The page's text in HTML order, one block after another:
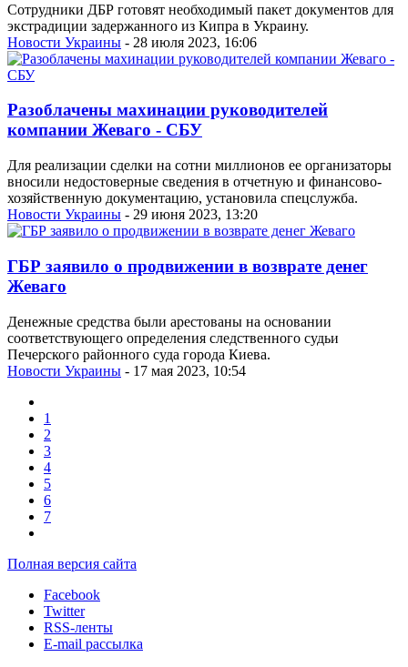
Сотрудники ДБР готовят необходимый пакет документов для
экстрадиции задержанного из Кипра в Украину.
Новости Украины - 28 июля 2023, 16:06
Разоблачены махинации руководителей
компании Жеваго - СБУ
Для реализации сделки на сотни миллионов ее организаторы
вносили недостоверные сведения в отчетную и финансово-
хозяйственную документацию, установила спецслужба.
Новости Украины - 29 июня 2023, 13:20
ГБР заявило о продвижении в возврате денег
Жеваго
Денежные средства были арестованы на основании
соответствующего определения следственного судьи
Печерского районного суда города Киева.
Новости Украины - 17 мая 2023, 10:54
1
2
3
4
5
6
7
Полная версия сайта
Facebook
Twitter
RSS-ленты
E-mail рассылка